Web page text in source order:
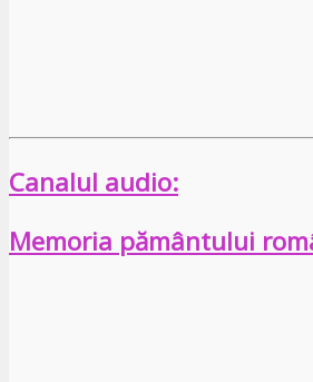
Canalul audio:
Memoria pământului